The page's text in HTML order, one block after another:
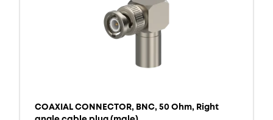
COAXIAL CONNECTOR, BNC, 50 Ohm, Right